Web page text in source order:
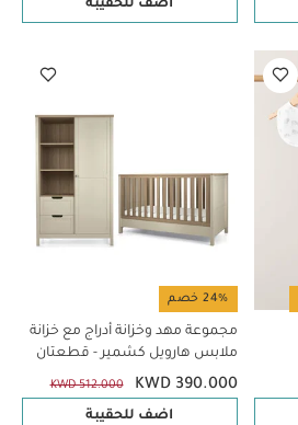
اضف للحقيبة
24% خصم
مجموعة مهد وخزانة أدراج مع خزانة
ملابس هارويل كشمير - قطعتان
KWD 390.000
KWD 512.000
اضف للحقيبة